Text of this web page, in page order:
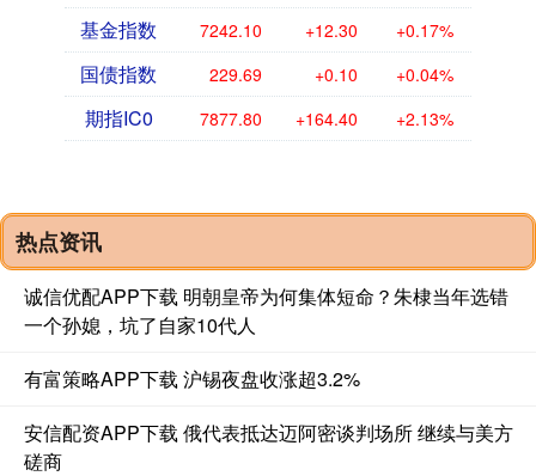
基金指数 7242.10 +12.30 +0.17%
国债指数 229.69 +0.10 +0.04%
期指IC0 7877.80 +164.40 +2.13%
热点资讯
诚信优配APP下载 明朝皇帝为何集体短命？朱棣当年选错
一个孙媳，坑了自家10代人
有富策略APP下载 沪锡夜盘收涨超3.2%
安信配资APP下载 俄代表抵达迈阿密谈判场所 继续与美方
磋商